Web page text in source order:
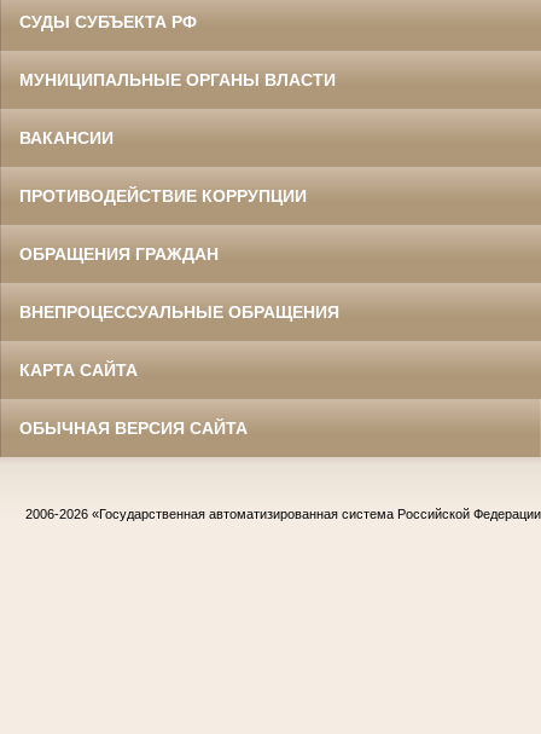
СУДЫ СУБЪЕКТА РФ
МУНИЦИПАЛЬНЫЕ ОРГАНЫ ВЛАСТИ
ВАКАНСИИ
ПРОТИВОДЕЙСТВИЕ КОРРУПЦИИ
ОБРАЩЕНИЯ ГРАЖДАН
ВНЕПРОЦЕССУАЛЬНЫЕ ОБРАЩЕНИЯ
КАРТА САЙТА
ОБЫЧНАЯ ВЕРСИЯ САЙТА
2006-2026 «Государственная автоматизированная система Российской